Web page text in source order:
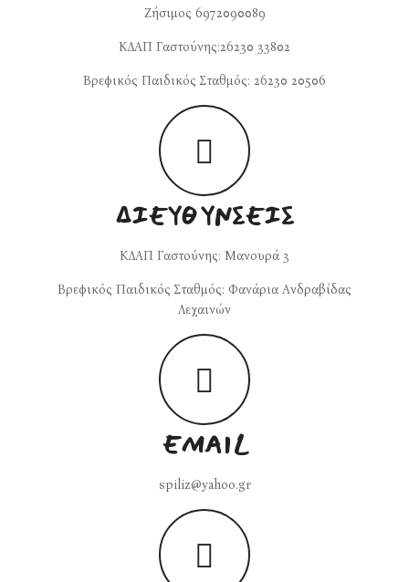
Ζήσιμος 6972090089
ΚΔΑΠ Γαστούνης:26230 33802
Βρεφικός Παιδικός Σταθμός: 26230 20506
ΔΙΕΥΘΎΝΣΕΙΣ
ΚΔΑΠ Γαστούνης: Μανουρά 3
Βρεφικός Παιδικός Σταθμός: Φανάρια Ανδραβίδας
Λεχαινών
EMAIL
spiliz@yahoo.gr